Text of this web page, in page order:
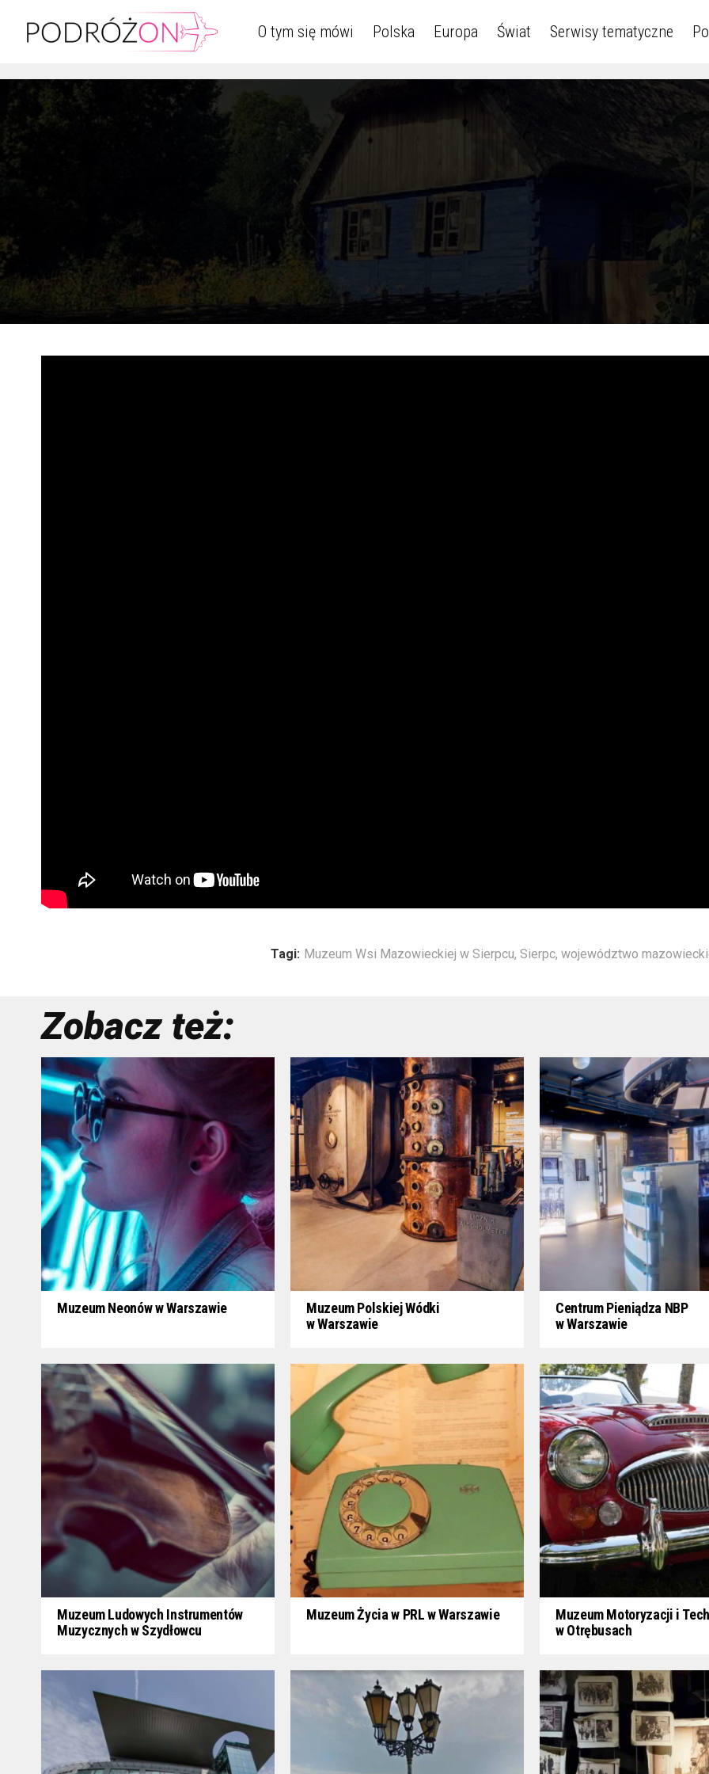
O tym się mówi Polska Europa Świat Serwisy tematyczne
Tagi: Muzeum Wsi Mazowieckiej w Sierpcu, Sierpc, województwo
Zobacz też:
Muzeum Neonów w Warszawie
Muzeum Polskiej Wódki
w Warszawie
Centrum Pieniądza NBP
w Warszawie
Muzeum Ludowych Instrumentów
Muzycznych w Szydłowcu
Muzeum Życia w PRL w Warszawie
Muzeum Motoryzacji i
w Otrębusach